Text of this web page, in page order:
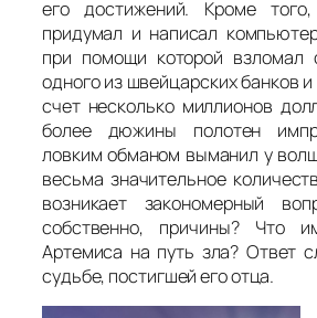
его достижений. Кроме
придумал и написал
при помощи которой взломал
одного из швейцарских банков
счет несколько миллионов
более дюжины полотен
ловким обманом выманил у
весьма значительное
возникает закономерный
собственно, причины? Что
Артемиса на путь зла? Ответ
судьбе, постигшей его отца.